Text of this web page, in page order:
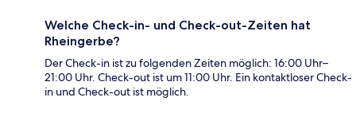
Welche Check-in- und Check-out-Zeiten hat
Rheingerbe?
Der Check-in ist zu folgenden Zeiten möglich: 16:00 Uhr–
21:00 Uhr. Check-out ist um 11:00 Uhr. Ein kontaktloser Check-
in und Check-out ist möglich.